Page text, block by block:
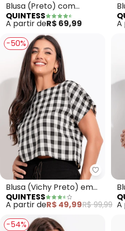
Blusa (Preto) com
Mangas Curtas
QUINTESS
A partir deR$ 69,99 A
-50%
Blusa (Vichy Preto) em
Tecido Plano de Poliéster
QUINTESS
A partir deR$ 49,99R$ 99,99 A
-54%